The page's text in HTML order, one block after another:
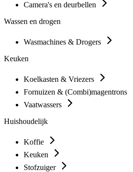
Camera's en deurbellen
Wassen en drogen
Wasmachines & Drogers
Keuken
Koelkasten & Vriezers
Fornuizen & (Combi)magentrons
Vaatwassers
Huishoudelijk
Koffie
Keuken
Stofzuiger